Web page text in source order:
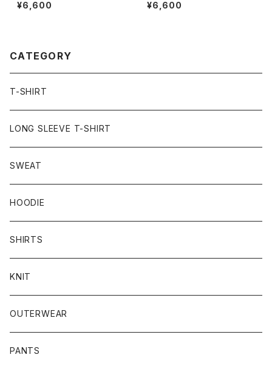
olor
¥6,600 ¥6,600
CATEGORY
T-SHIRT
LONG SLEEVE T-SHIRT
SWEAT
HOODIE
SHIRTS
KNIT
OUTERWEAR
PANTS